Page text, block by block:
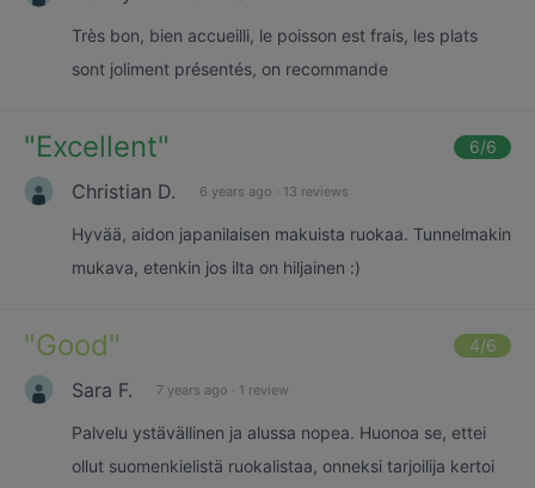
Très bon, bien accueilli, le poisson est frais, les plats
sont joliment présentés, on recommande
"Excellent" 6/6
Christian D. 6 years ago · 13 reviews
Hyvää, aidon japanilaisen makuista ruokaa. Tunnelmakin
mukava, etenkin jos ilta on hiljainen :)
"Good" 4/6
Sara F. 7 years ago · 1 review
Palvelu ystävällinen ja alussa nopea. Huonoa se, ettei
ollut suomenkielistä ruokalistaa, onneksi tarjoilija kertoi